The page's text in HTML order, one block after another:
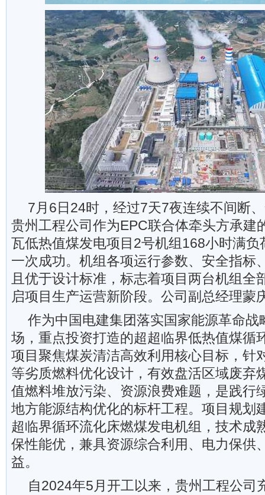
7月6日24时，经过7天7夜连续不间断
贵州工程公司作为EPC联合体牵头方承建
瓦低热值煤发电项目2号机组168小时满
一次成功。机组各项运行参数、安全指标
且优于设计标准，标志着项目两台机组全
启项目生产运营新阶段。公司副总经理蒙
作为中国电建集团落实国家能源革命战
场，重点投资打造的超超临界低热值煤循
项目聚焦煤炭清洁高效利用核心目标，针
等劣质燃料优化设计，有效盘活区域废弃
值燃料堆放污染、资源浪费难题，是践行
地方能源结构优化的标杆工程。项目规划
超临界循环流化床燃煤发电机组，技术成
保性能优，兼具资源综合利用、电力保供
益。
自2024年5月开工以来，贵州工程公司